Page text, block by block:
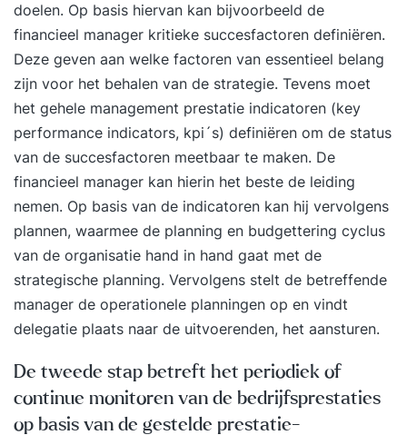
doelen. Op basis hiervan kan bijvoorbeeld de
financieel manager kritieke succesfactoren definiëren.
Deze geven aan welke factoren van essentieel belang
zijn voor het behalen van de strategie. Tevens moet
het gehele management prestatie indicatoren (key
performance indicators, kpi´s) definiëren om de status
van de succesfactoren meetbaar te maken. De
financieel manager kan hierin het beste de leiding
nemen. Op basis van de indicatoren kan hij vervolgens
plannen, waarmee de planning en budgettering cyclus
van de organisatie hand in hand gaat met de
strategische planning. Vervolgens stelt de betreffende
manager de operationele planningen op en vindt
delegatie plaats naar de uitvoerenden, het aansturen.
De tweede stap betreft het periodiek of
continue monitoren van de bedrijfsprestaties
op basis van de gestelde prestatie-